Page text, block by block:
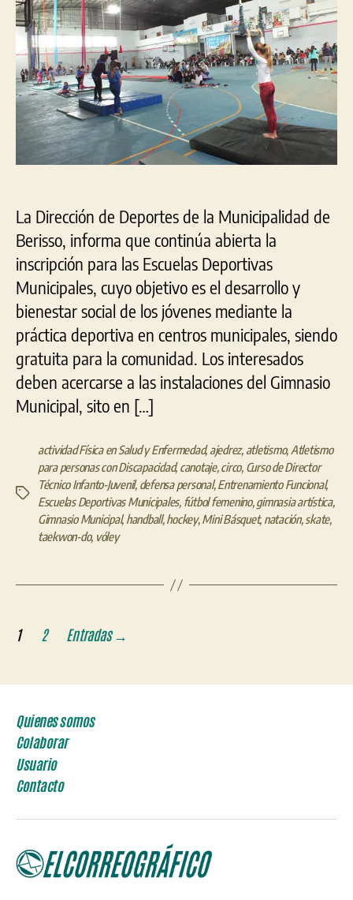
La Dirección de Deportes de la Municipalidad de
Berisso, informa que continúa abierta la
inscripción para las Escuelas Deportivas
Municipales, cuyo objetivo es el desarrollo y
bienestar social de los jóvenes mediante la
práctica deportiva en centros municipales, siendo
gratuita para la comunidad. Los interesados
deben acercarse a las instalaciones del Gimnasio
Municipal, sito en […]
Etiquetas
actividad Física en Salud y Enfermedad,ajedrez, atletismo, Atletismo
para personas con Discapacidad,canotaje,circo, Curso de Director
Técnico Infanto-Juvenil, defensa personal,Entrenamiento Funcional,
Escuelas Deportivas Municipales, fútbol femenino,gimnasia artística,
Gimnasio Municipal,handball,hockey,Mini Básquet, natación,skate,
taekwon-do, vóley
Paginación
de
entradas
1 2 Entradas→
Quienes somos
Colaborar
Usuario
Contacto